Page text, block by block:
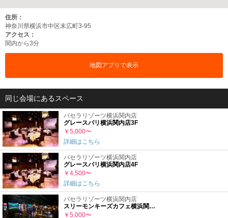
住所：
神奈川県横浜市中区末広町3-95
アクセス：
関内から3分
地図アプリで表示
同じ会場にあるスペース
パセラリゾーツ横浜関内店
グレースバリ横浜関内店3F
￥5,000〜
詳細はこちら
パセラリゾーツ横浜関内店
グレースバリ横浜関内店4F
￥4,500〜
詳細はこちら
パセラリゾーツ横浜関内店
スリーモンキーズカフェ横浜関内店
￥5,000〜